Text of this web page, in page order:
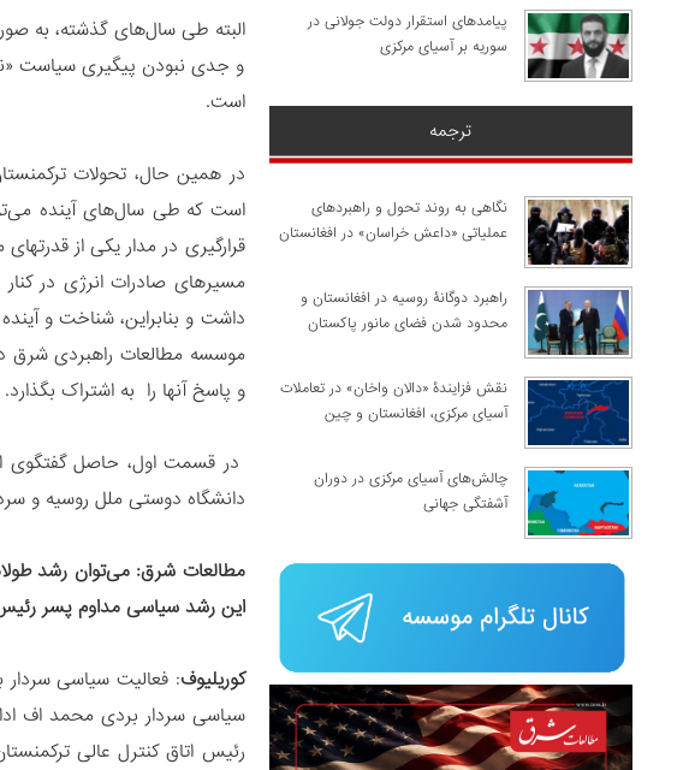
البته طی سال‌های گذشته، به
و جدی نبودن پیگیری سیاست
است.
در همین حال، تحولات
است که طی سال‌های آینده
قرارگیری در مدار یکی از
مسیرهای صادرات انرژی در کنار
داشت و بنابراین، شناخت و
موسسه مطالعات راهبردی شرق
و پاسخ آنها را به اشتراک بگذارد.
در قسمت اول، حاصل گفتگوی
دانشگاه دوستی ملل روسیه و
مطالعات شرق: می‌توان رشد
این رشد سیاسی مداوم پسر
کوریلیوف
رئیس اتاق کنترل عالی
پیامدهای استقرار دولت جولانی در
سوریه بر آسیای مرکزی
ترجمه
نگاهی به روند تحول و راهبردهای
عملیاتی «داعش خراسان» در افغانستان
راهبرد دوگانۀ روسیه در افغانستان و
محدود شدن فضای مانور پاکستان
نقش فزایندۀ «دالان واخان» در تعاملات
آسیای مرکزی، افغانستان و چین
چالش‌های آسیای مرکزی در دوران
آشفتگی جهانی